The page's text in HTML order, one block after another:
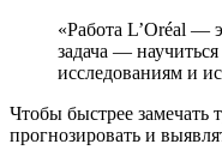
«Работа L’Oréal —
задача —
исследованиям и
Чтобы быстрее
прогнозировать и